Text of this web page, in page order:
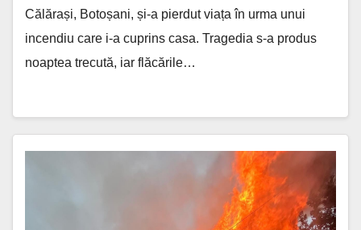
Călărași, Botoșani, și-a pierdut viața în urma unui
incendiu care i-a cuprins casa. Tragedia s-a produs
noaptea trecută, iar flăcările…